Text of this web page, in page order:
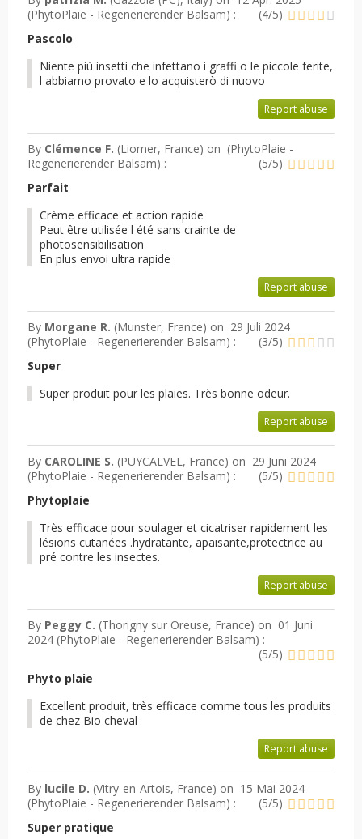
(PhytoPlaie - Regenerierender Balsam) : (4/5)
Pascolo
Niente più insetti che infettano i graffi o le piccole ferite,
l abbiamo provato e lo acquisterò di nuovo
Report abuse
By Clémence F. (Liomer, France) on (PhytoPlaie -
Regenerierender Balsam) : (5/5)
Parfait
Crème efficace et action rapide
Peut être utilisée l été sans crainte de
photosensibilisation
En plus envoi ultra rapide
Report abuse
By Morgane R. (Munster, France) on 29 Juli 2024
(PhytoPlaie - Regenerierender Balsam) : (3/5)
Super
Super produit pour les plaies. Très bonne odeur.
Report abuse
By CAROLINE S. (PUYCALVEL, France) on 29 Juni 2024
(PhytoPlaie - Regenerierender Balsam) : (5/5)
Phytoplaie
Très efficace pour soulager et cicatriser rapidement les
lésions cutanées .hydratante, apaisante,protectrice au
pré contre les insectes.
Report abuse
By Peggy C. (Thorigny sur Oreuse, France) on 01 Juni
2024 (PhytoPlaie - Regenerierender Balsam) :
(5/5)
Phyto plaie
Excellent produit, très efficace comme tous les produits
de chez Bio cheval
Report abuse
By lucile D. (Vitry-en-Artois, France) on 15 Mai 2024
(PhytoPlaie - Regenerierender Balsam) : (5/5)
Super pratique